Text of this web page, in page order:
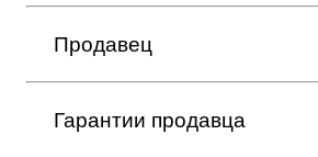
Продавец
Гарантии продавца